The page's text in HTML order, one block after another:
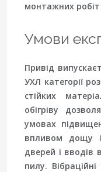
монтажних
Умови
Привід
УХЛ категорії
стійких
обігріву
умовах
впливом дощу і
дверей і вводів
пилу.